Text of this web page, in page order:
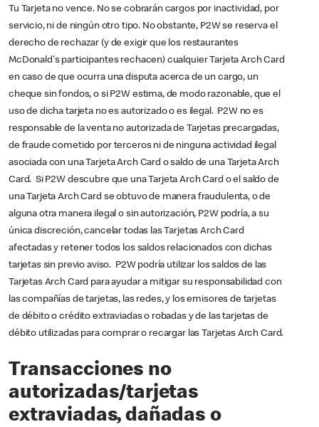
Tu Tarjeta no vence. No se cobrarán cargos por inactividad, por
servicio, ni de ningún otro tipo. No obstante, P2W se reserva el
derecho de rechazar (y de exigir que los restaurantes
McDonald's participantes rechacen) cualquier Tarjeta Arch Card
en caso de que ocurra una disputa acerca de un cargo, un
cheque sin fondos, o si P2W estima, de modo razonable, que el
uso de dicha tarjeta no es autorizado o es ilegal. P2W no es
responsable de la venta no autorizada de Tarjetas precargadas,
de fraude cometido por terceros ni de ninguna actividad ilegal
asociada con una Tarjeta Arch Card o saldo de una Tarjeta Arch
Card. Si P2W descubre que una Tarjeta Arch Card o el saldo de
una Tarjeta Arch Card se obtuvo de manera fraudulenta, o de
alguna otra manera ilegal o sin autorización, P2W podría, a su
única discreción, cancelar todas las Tarjetas Arch Card
afectadas y retener todos los saldos relacionados con dichas
tarjetas sin previo aviso. P2W podría utilizar los saldos de las
Tarjetas Arch Card para ayudar a mitigar su responsabilidad con
las compañías de tarjetas, las redes, y los emisores de tarjetas
de débito o crédito extraviadas o robadas y de las tarjetas de
débito utilizadas para comprar o recargar las Tarjetas Arch Card.
Transacciones no
autorizadas/tarjetas
extraviadas, dañadas o